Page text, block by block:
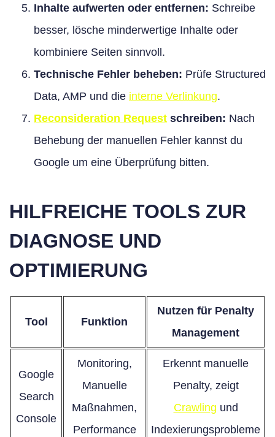
Inhalte aufwerten oder entfernen: Schreibe
besser, lösche minderwertige Inhalte oder
kombiniere Seiten sinnvoll.
Technische Fehler beheben: Prüfe Structured
Data, AMP und die interne Verlinkung.
Reconsideration Request schreiben: Nach
Behebung der manuellen Fehler kannst du
Google um eine Überprüfung bitten.
HILFREICHE TOOLS ZUR
DIAGNOSE UND
OPTIMIERUNG
Tool Funktion
Nutzen für Penalty
Management
Google
Search
Console
Monitoring,
Manuelle
Maßnahmen,
Performance
Erkennt manuelle
Penalty, zeigt
Crawling und
Indexierungsprobleme